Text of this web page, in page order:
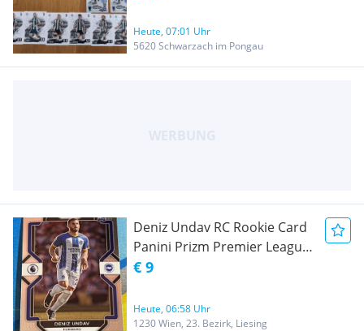
Heute, 07:01 Uhr
5620 Schwarzach im Pongau
Deniz Undav RC Rookie Card
Panini Prizm Premier League
Brighton Deutschland WM
€ 9
Heute, 06:58 Uhr
1230 Wien, 23. Bezirk, Liesing